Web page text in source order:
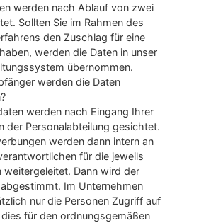
werden nach Ablauf von zwei
Sollten Sie im Rahmen des
den Zuschlag für eine
werden die Daten in unser
übernommen.
werden die Daten
werden nach Eingang Ihrer
der Personalabteilung gesichtet.
werden dann intern an
für die jeweils
weitergeleitet. Dann wird der
Im Unternehmen
nur die Personen Zugriff auf
für den ordnungsgemäßen